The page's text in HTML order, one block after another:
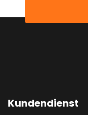
Kundendienst